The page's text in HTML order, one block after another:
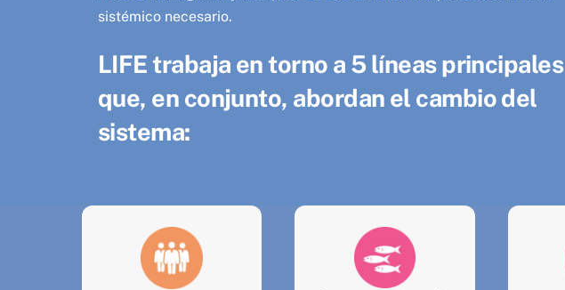
sistémico necesario.
LIFE trabaja en torno a 5 líneas principales
que, en conjunto, abordan el cambio del
sistema: